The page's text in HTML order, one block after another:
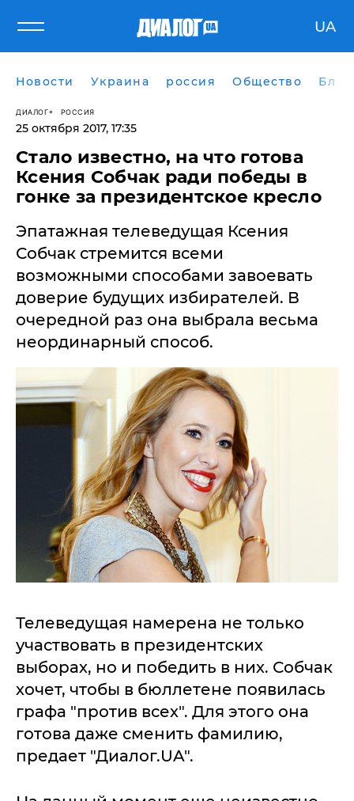
UA
Новости Украина россия Общество
ДИАЛОГ РОССИЯ
25 октября 2017, 17:35
​Стало известно, на что готова
Ксения Собчак ради победы в
гонке за президентское кресло
Эпатажная телеведущая Ксения
Собчак стремится всеми
возможными способами завоевать
доверие будущих избирателей. В
очередной раз она выбрала весьма
неординарный способ.
Телеведущая намерена не только
участвовать в президентских
выборах, но и победить в них. Собчак
хочет, чтобы в бюллетене появилась
графа "против всех". Для этого она
готова даже сменить фамилию,
предает "Диалог.UA".